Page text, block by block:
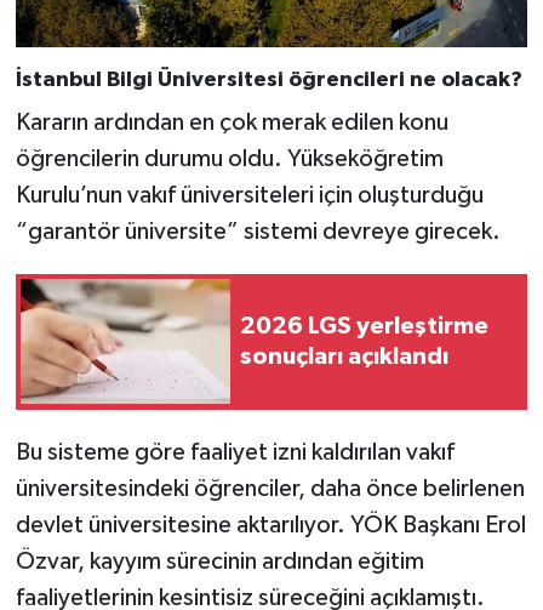
İstanbul Bilgi Üniversitesi öğrencileri ne olacak?
Kararın ardından en çok merak edilen konu
öğrencilerin durumu oldu. Yükseköğretim
Kurulu’nun vakıf üniversiteleri için oluşturduğu
“garantör üniversite” sistemi devreye girecek.
2026 LGS yerleştirme
sonuçları açıklandı
Bu sisteme göre faaliyet izni kaldırılan vakıf
üniversitesindeki öğrenciler, daha önce belirlenen
devlet üniversitesine aktarılıyor. YÖK Başkanı Erol
Özvar, kayyım sürecinin ardından eğitim
faaliyetlerinin kesintisiz süreceğini açıklamıştı.